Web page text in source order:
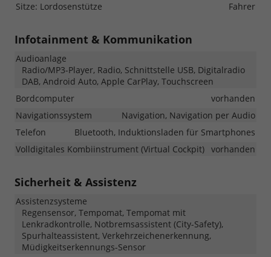
Sitze: Lordosenstütze
Fahrer
Infotainment & Kommunikation
Audioanlage
Radio/MP3-Player, Radio, Schnittstelle USB, Digitalradio
DAB, Android Auto, Apple CarPlay, Touchscreen
Bordcomputer
vorhanden
Navigationssystem
Navigation, Navigation per Audio
Telefon
Bluetooth, Induktionsladen für Smartphones
Volldigitales Kombiinstrument (Virtual Cockpit) vorhanden
Sicherheit & Assistenz
Assistenzsysteme
Regensensor, Tempomat, Tempomat mit
Lenkradkontrolle, Notbremsassistent (City-Safety),
Spurhalteassistent, Verkehrzeichenerkennung,
Müdigkeitserkennungs-Sensor